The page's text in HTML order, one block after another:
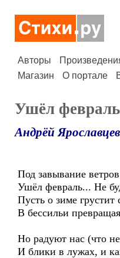
Авторы
Магазин
О портале
Ушёл февраль
Андрёй Ярославцев
Под завывание ветров
Ушёл февраль... Не
Пусть о зиме грустит
В бессильи
Но радуют нас (что
И блики в лужах, и